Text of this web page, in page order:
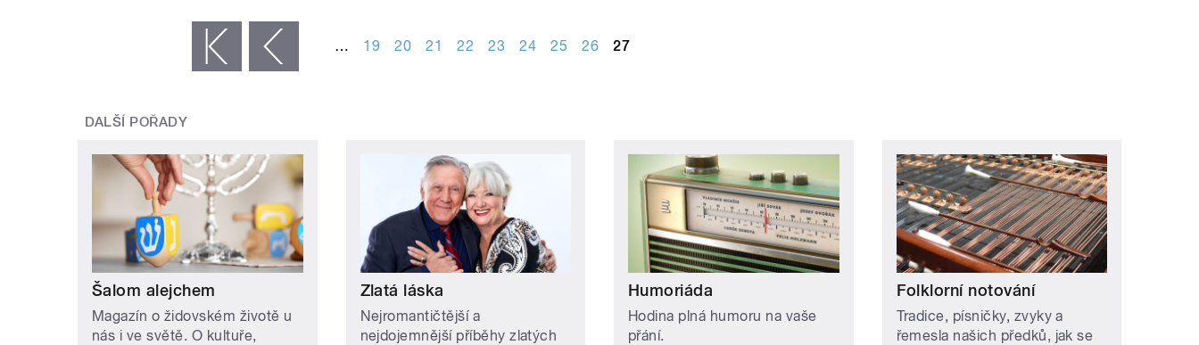
‹ předchozí … 19 20 21 22 23 24 25 26 27
DALŠÍ POŘADY
Šalom alejchem
Magazín o židovském životě u
nás i ve světě. O kultuře,
Zlatá láska
Nejromantičtější a
nejdojemnější příběhy zlatých
Humoriáda
Hodina plná humoru na vaše
přání.
Folklorní notování
Tradice, písničky, zvyky a
řemesla našich předků, jak se